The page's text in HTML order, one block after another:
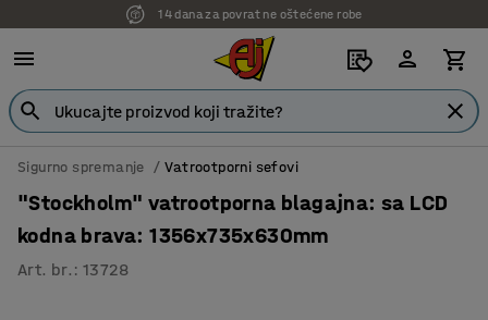
14 dana za povrat ne oštećene robe
Sigurno spremanje Vatrootporni sefovi
"Stockholm" vatrootporna blagajna: sa LCD
kodna brava: 1356x735x630mm
Art. br. :13728